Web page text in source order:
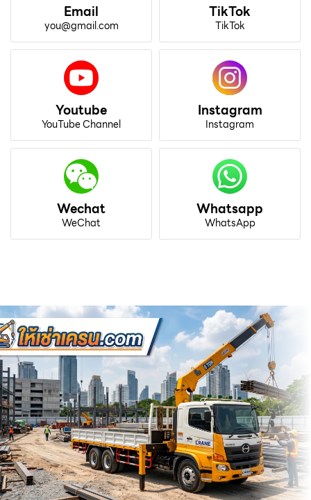
Email
you@gmail.com
TikTok
TikTok
Youtube
YouTube Channel
Instagram
Instagram
Wechat
WeChat
Whatsapp
WhatsApp